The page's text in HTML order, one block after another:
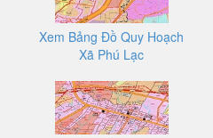
Xem Bảng Đồ Quy Hoạch
Xã Phú Lạc